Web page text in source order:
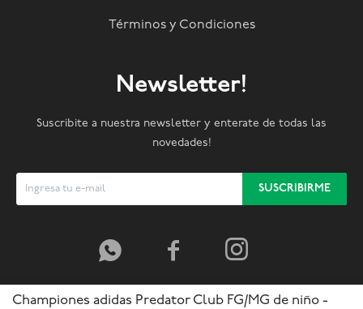
Championes adidas Predator Club FG/MG de niño -
Términos y Condiciones
Newsletter!
Suscribite a nuestra newsletter y enterate de todas las
novedades!
SUSCRIBIRME
  